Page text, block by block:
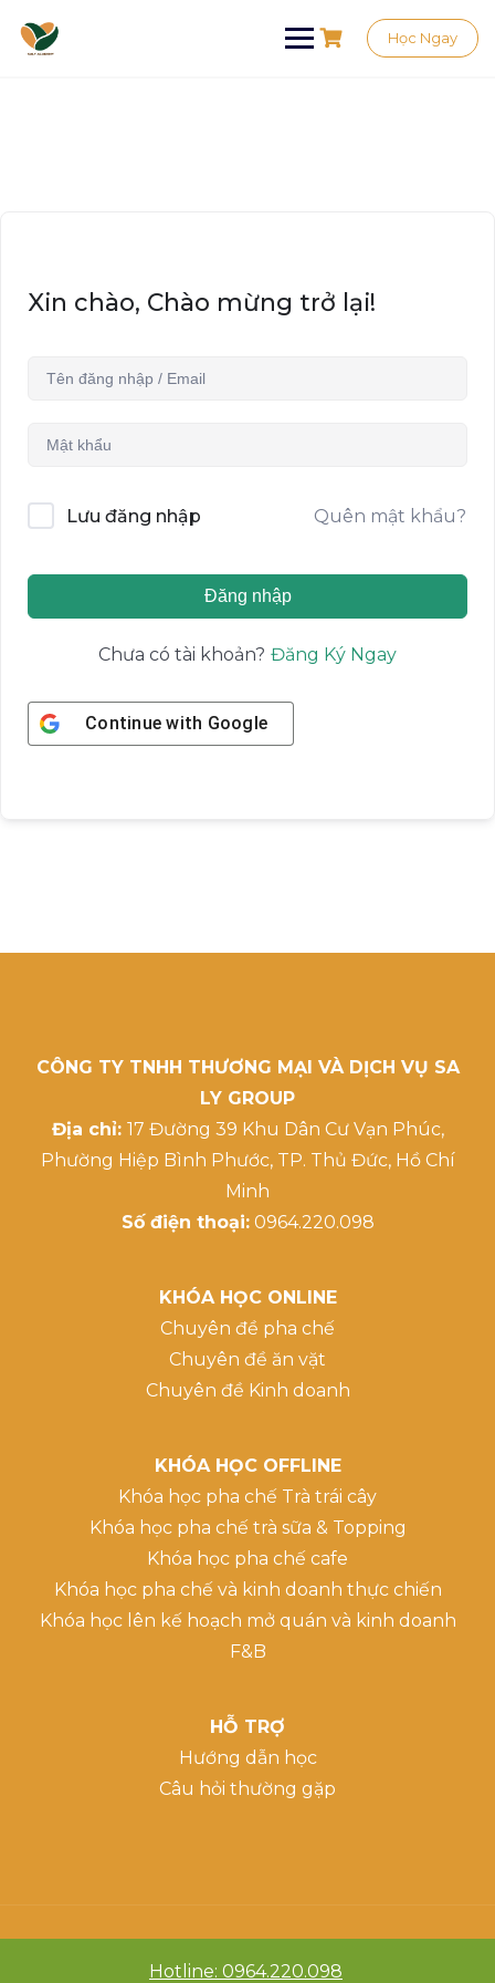
Học Ngay
Xin chào, Chào mừng trở lại!
Lưu đăng nhập Quên mật khẩu?
Đăng nhập
Chưa có tài khoản? Đăng Ký Ngay
Continue with Google
CÔNG TY TNHH THƯƠNG MẠI VÀ DỊCH VỤ SA
LY GROUP
Địa chỉ: 17 Đường 39 Khu Dân Cư Vạn Phúc,
Phường Hiệp Bình Phước, TP. Thủ Đức, Hồ Chí
Minh
Số điện thoại:0964.220.098
KHÓA HỌC ONLINE
Chuyên đề pha chế
Chuyên đề ăn vặt
Chuyên đề Kinh doanh
KHÓA HỌC OFFLINE
Khóa học pha chế Trà trái cây
Khóa học pha chế trà sữa & Topping
Khóa học pha chế cafe
Khóa học pha chế và kinh doanh thực chiến
Khóa học lên kế hoạch mở quán và kinh doanh
F&B
HỖ TRỢ
Hướng dẫn học
Câu hỏi thường gặp
Hotline: 0964.220.098